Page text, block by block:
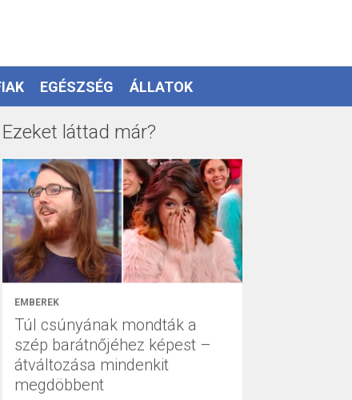
EGÉSZSÉG ÁLLATOK
Ezeket láttad már?
EMBEREK
Túl csúnyának mondták a
szép barátnőjéhez képest –
átváltozása mindenkit
megdöbbent